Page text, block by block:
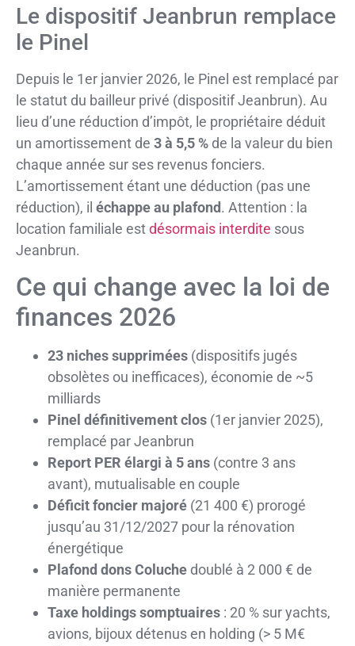
Le dispositif Jeanbrun remplace
le Pinel
Depuis le 1er janvier 2026, le Pinel est remplacé par
le statut du bailleur privé (dispositif Jeanbrun). Au
lieu d’une réduction d’impôt, le propriétaire déduit
un amortissement de 3 à 5,5 % de la valeur du bien
chaque année sur ses revenus fonciers.
L’amortissement étant une déduction (pas une
réduction), il échappe au plafond. Attention : la
location familiale estdésormais interdite sous
Jeanbrun.
Ce qui change avec la loi de
finances 2026
23 niches supprimées (dispositifs jugés
obsolètes ou inefficaces), économie de ~5
milliards
Pinel définitivement clos (1er janvier 2025),
remplacé par Jeanbrun
Report PER élargi à 5 ans (contre 3 ans
avant), mutualisable en couple
Déficit foncier majoré (21 400 €) prorogé
jusqu’au 31/12/2027 pour la rénovation
énergétique
Plafond dons Coluche doublé à 2 000 € de
manière permanente
Taxe holdings somptuaires : 20 % sur yachts,
avions, bijoux détenus en holding (> 5 M€